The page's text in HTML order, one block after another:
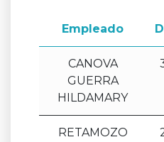
Empleado
CANOVA
GUERRA
HILDAMARY
RETAMOZO